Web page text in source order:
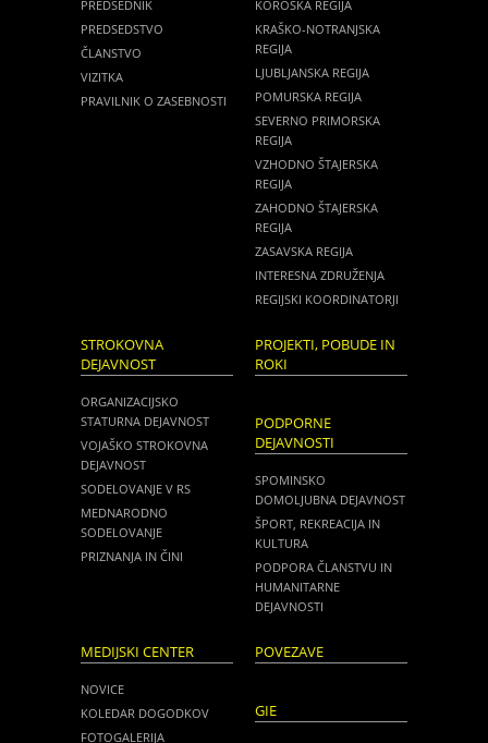
PREDSEDNIK
PREDSEDSTVO
ČLANSTVO
VIZITKA
PRAVILNIK O ZASEBNOSTI
KOROŠKA REGIJA
KRAŠKO-NOTRANJSKA
REGIJA
LJUBLJANSKA REGIJA
POMURSKA REGIJA
SEVERNO PRIMORSKA
REGIJA
VZHODNO ŠTAJERSKA
REGIJA
ZAHODNO ŠTAJERSKA
REGIJA
ZASAVSKA REGIJA
INTERESNA ZDRUŽENJA
REGIJSKI KOORDINATORJI
STROKOVNA
DEJAVNOST
ORGANIZACIJSKO
STATURNA DEJAVNOST
VOJAŠKO STROKOVNA
DEJAVNOST
SODELOVANJE V RS
MEDNARODNO
SODELOVANJE
PRIZNANJA IN ČINI
PROJEKTI, POBUDE IN
ROKI
PODPORNE
DEJAVNOSTI
SPOMINSKO
DOMOLJUBNA DEJAVNOST
ŠPORT, REKREACIJA IN
KULTURA
PODPORA ČLANSTVU IN
HUMANITARNE
DEJAVNOSTI
MEDIJSKI CENTER
NOVICE
KOLEDAR DOGODKOV
FOTOGALERIJA
POVEZAVE
GIE